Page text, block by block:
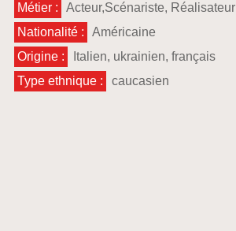
Métier :
Acteur,Scénariste, Réalisateur
Nationalité :
Américaine
Origine :
Italien, ukrainien, français
Type ethnique :
caucasien